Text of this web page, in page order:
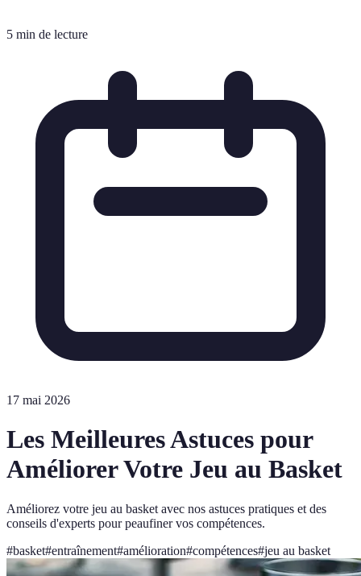
5 min de lecture
17 mai 2026
Les Meilleures Astuces pour
Améliorer Votre Jeu au Basket
Améliorez votre jeu au basket avec nos astuces pratiques et des
conseils d'experts pour peaufiner vos compétences.
#basket#entraînement#amélioration#compétences#jeu au basket